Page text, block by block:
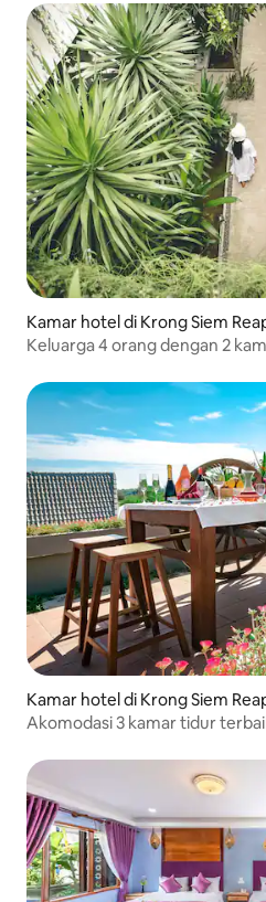
Kamar hotel di Krong Siem
Keluarga 4 orang dengan 2
Kamar hotel di Krong Siem
Akomodasi 3 kamar tidur